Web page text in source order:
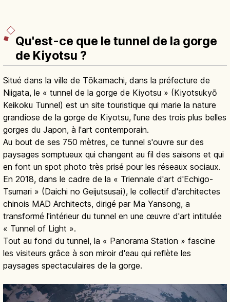
Qu'est-ce que le tunnel de la gorge
de Kiyotsu ?
Situé dans la ville de Tōkamachi, dans la préfecture de
Niigata, le « tunnel de la gorge de Kiyotsu » (Kiyotsukyō
Keikoku Tunnel) est un site touristique qui marie la nature
grandiose de la gorge de Kiyotsu, l'une des trois plus belles
gorges du Japon, à l'art contemporain.
Au bout de ses 750 mètres, ce tunnel s'ouvre sur des
paysages somptueux qui changent au fil des saisons et qui
en font un spot photo très prisé pour les réseaux sociaux.
En 2018, dans le cadre de la « Triennale d'art d'Echigo-
Tsumari » (Daichi no Geijutsusai), le collectif d'architectes
chinois MAD Architects, dirigé par Ma Yansong, a
transformé l'intérieur du tunnel en une œuvre d'art intitulée
« Tunnel of Light ».
Tout au fond du tunnel, la « Panorama Station » fascine
les visiteurs grâce à son miroir d'eau qui reflète les
paysages spectaculaires de la gorge.